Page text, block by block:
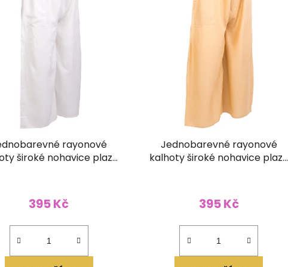
rayonové
široké nohavice plazo
395 Kč
Jednobarevné rayonové
kalhoty široké nohavice plazo
395 Kč